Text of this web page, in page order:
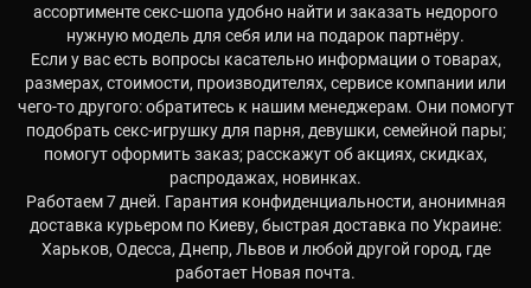
ассортименте секс-шопа удобно найти и заказать недорого
нужную модель для себя или на подарок партнёру.
Если у вас есть вопросы касательно информации о товарах,
размерах, стоимости, производителях, сервисе компании или
чего-то другого: обратитесь к нашим менеджерам. Они помогут
подобрать секс-игрушку для парня, девушки, семейной пары;
помогут оформить заказ; расскажут об акциях, скидках,
распродажах, новинках.
Работаем 7 дней. Гарантия конфиденциальности, анонимная
доставка курьером по Киеву, быстрая доставка по Украине:
Харьков, Одесса, Днепр, Львов и любой другой город, где
работает Новая почта.